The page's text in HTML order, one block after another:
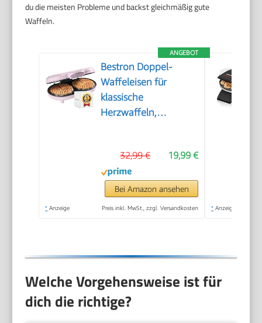
du die meisten Probleme und backst gleichmäßig gute
Waffeln.
ANGEBOT
Bestron Doppel-
Waffeleisen für
klassische
Herzwaffeln,
Antihaftbeschichtung,
ideal für
Kindergeburtstage,
Ostern &
19,99 €
32,99 €
Bei Amazon ansehen
* Anzeige Preis inkl. MwSt., zzgl. Versandkosten * Anzeige
Welche Vorgehensweise ist für
dich die richtige?